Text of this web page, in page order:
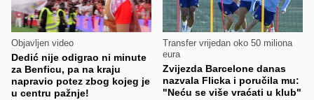
Objavljen video
Dedić nije odigrao ni minute
za Benficu, pa na kraju
napravio potez zbog kojeg je
u centru pažnje!
Transfer vrijedan oko 50 miliona
eura
Zvijezda Barcelone danas
nazvala Flicka i poručila mu:
"Neću se više vraćati u klub"